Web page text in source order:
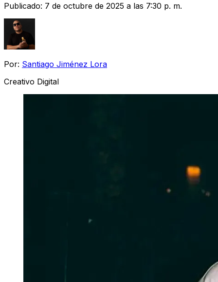
Publicado: 7 de octubre de 2025 a las 7:30 p. m.
Por: Santiago Jiménez Lora
Creativo Digital